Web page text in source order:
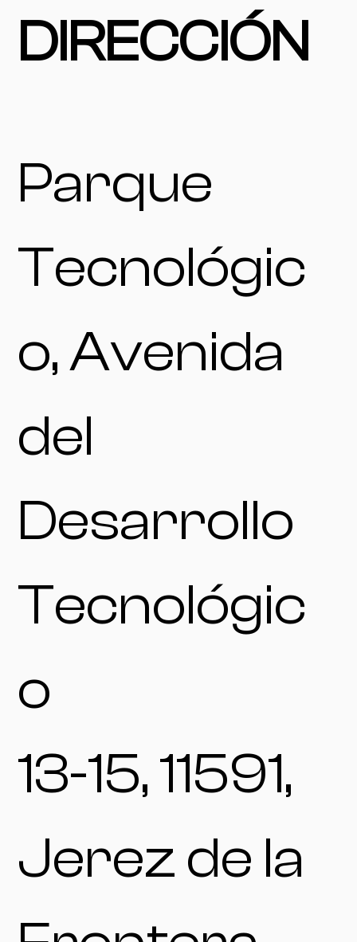
DIRECCIÓN
Parque
Tecnológic
o, Avenida
del
Desarrollo
Tecnológic
o
13-15, 11591,
Jerez de la